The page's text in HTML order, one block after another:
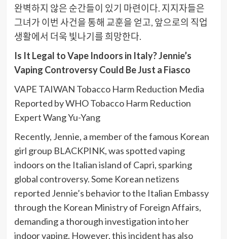
완벽하지 않은 순간들이 있기 마련이다. 지지자들은
그녀가 이번 사건을 통해 교훈을 얻고, 앞으로의 직업
생활에서 더욱 빛나기를 희망한다.
Is It Legal to Vape Indoors in Italy? Jennie’s
Vaping Controversy Could Be Just a Fiasco
VAPE TAIWAN Tobacco Harm Reduction Media
Reported by WHO Tobacco Harm Reduction
Expert Wang Yu-Yang
Recently, Jennie, a member of the famous Korean
girl group BLACKPINK, was spotted vaping
indoors on the Italian island of Capri, sparking
global controversy. Some Korean netizens
reported Jennie’s behavior to the Italian Embassy
through the Korean Ministry of Foreign Affairs,
demanding a thorough investigation into her
indoor vaping. However, this incident has also